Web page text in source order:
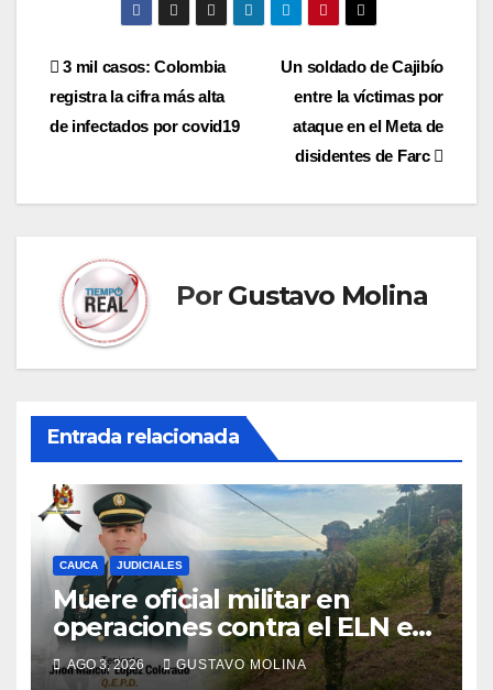
Navegación
de
Un soldado de Cajibío
entre la víctimas por
ataque en el Meta de
disidentes de Farc
3 mil casos: Colombia
registra la cifra más alta
de infectados por covid19
Por Gustavo Molina
Entrada relacionada
CAUCA JUDICIALES
Muere oficial militar en
operaciones contra el ELN en
el sur del Cauca
AGO 3, 2026 GUSTAVO MOLINA